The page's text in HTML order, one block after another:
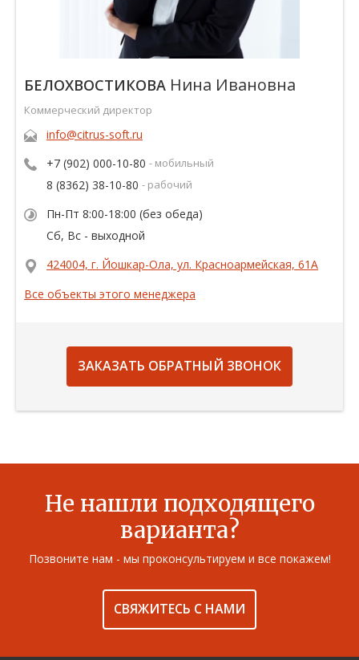
БЕЛОХВОСТИКОВА Нина Ивановна
Коммерческий директор
info@citrus-soft.ru
+7 (902) 000-10-80 - мобильный
8 (8362) 38-10-80 - рабочий
Пн-Пт 8:00-18:00 (без обеда)
Сб, Вс - выходной
424004, г. Йошкар-Ола, ул. Красноармейская, 61А
Все объекты этого менеджера
ЗАКАЗАТЬ ОБРАТНЫЙ ЗВОНОК
Не нашли подходящего
варианта?
Позвоните нам - мы проконсультируем и все покажем!
СВЯЖИТЕСЬ С НАМИ